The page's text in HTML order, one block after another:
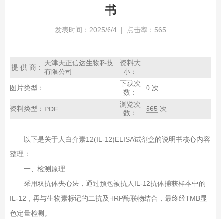
书
发表时间：2025/6/4 | 点击率：565
提 供 商：
天津天正信达生物科技
有限公司
资料大
小：
图片类型：
下载次
数：
0次
资料类型： PDF
浏览次
数：
565 次
以下是关于人白介素12(IL-12)ELISA试剂盒的说明书核心内容
整理：
一、检测原理‌
采用双抗体夹心法，通过预包被抗人IL-12抗体捕获样本中的
IL-12，再与生物素标记的二抗及HRP酶联物结合，最终经TMB显
色定量检测。